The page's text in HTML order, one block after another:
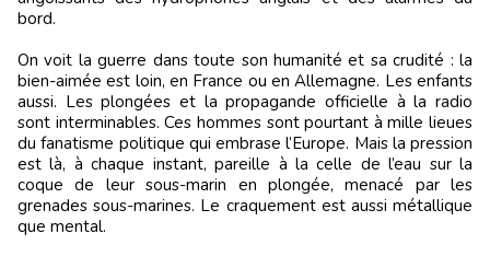
bord.
On voit la guerre dans toute son humanité et sa crudité : la
bien-aimée est loin, en France ou en Allemagne. Les enfants
aussi. Les plongées et la propagande officielle à la radio
sont interminables. Ces hommes sont pourtant à mille lieues
du fanatisme politique qui embrase l’Europe. Mais la pression
est là, à chaque instant, pareille à la celle de l’eau sur la
coque de leur sous-marin en plongée, menacé par les
grenades sous-marines. Le craquement est aussi métallique
que mental.